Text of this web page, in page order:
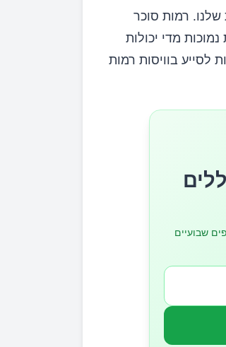
רמות סוכר
מדי יכולות
לסייע בוויסות רמות
מדריך 30 הכללים
שבועיים